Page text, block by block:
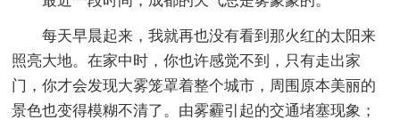
每天早晨起来，我就再也没有看到那火红的太阳来
照亮大地。在家中时，你也许感觉不到，只有走出家
门，你才会发现大雾笼罩着整个城市，周围原本美丽的
景色也变得模糊不清了。由雾霾引起的交通堵塞现象；